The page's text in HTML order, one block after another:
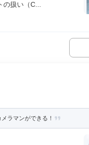
扱い（C...
ラマンができる！